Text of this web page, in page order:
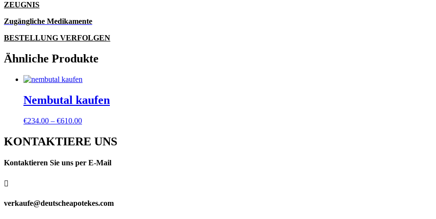
ZEUGNIS
Zugängliche Medikamente
BESTELLUNG VERFOLGEN
Ähnliche Produkte
Nembutal kaufen
€234.00 – €610.00Preisspanne:
bis
€610.00
KONTAKTIERE UNS
Kontaktieren Sie uns per E-Mail

verkaufe@deutscheapotekes.com